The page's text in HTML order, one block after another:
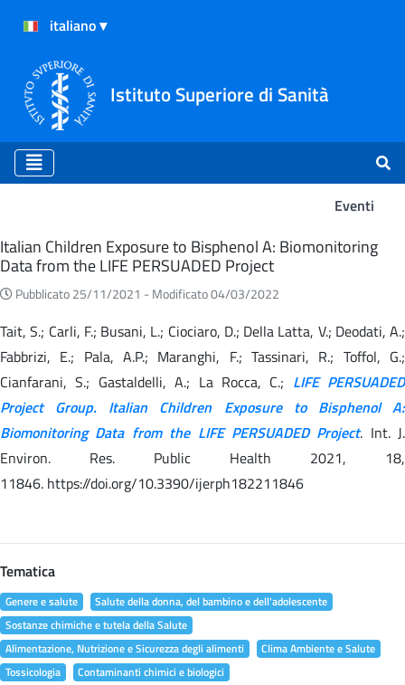
Istituto Superiore di Sanità
Eventi
Eventi
Italian Children Exposure to Bisphenol A: Biomonitoring
Data from the LIFE PERSUADED Project
Pubblicato 25/11/2021 - Modificato 04/03/2022
Tait, S.; Carli, F.; Busani, L.; Ciociaro, D.; Della Latta, V.; Deodati, A.;
Fabbrizi, E.; Pala, A.P.; Maranghi, F.; Tassinari, R.; Toffol, G.;
Cianfarani, S.; Gastaldelli, A.; La Rocca, C.; LIFE PERSUADED
Project Group. Italian Children Exposure to Bisphenol A:
Biomonitoring Data from the LIFE PERSUADED Project. Int. J.
Environ. Res. Public Health 2021, 18,
11846. https://doi.org/10.3390/ijerph182211846
Tematica
Genere e salute
Salute della donna, del bambino e dell'adolescente
Sostanze chimiche e tutela della Salute
Alimentazione, Nutrizione e Sicurezza degli alimenti
Clima Ambiente e Salute
Tossicologia
Contaminanti chimici e biologici